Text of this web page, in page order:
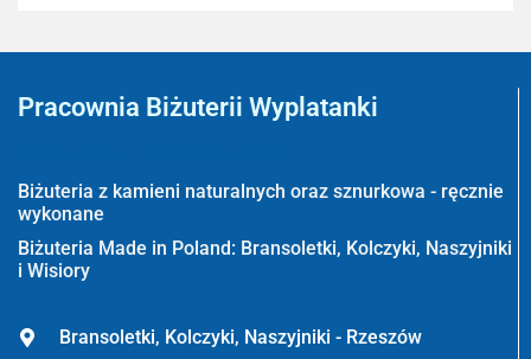
Pracownia Biżuterii Wyplatanki
Biżuteria z kamieni naturalnych oraz sznurkowa - ręcznie
wykonane
Biżuteria Made in Poland: Bransoletki, Kolczyki, Naszyjniki
i Wisiory
Bransoletki, Kolczyki, Naszyjniki - Rzeszów